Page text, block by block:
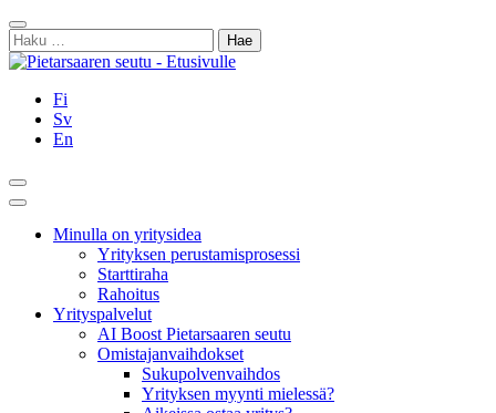
Siirry
sisältöön
Sulje
Haku:
Fi
Sv
En
Hae
Päävalikko
Minulla on yritysidea
Yrityksen perustamisprosessi
Starttiraha
Rahoitus
Yrityspalvelut
AI Boost Pietarsaaren seutu
Omistajanvaihdokset
Sukupolvenvaihdos
Yrityksen myynti mielessä?